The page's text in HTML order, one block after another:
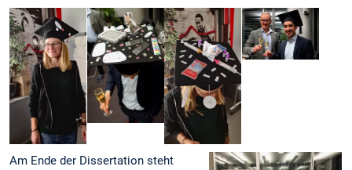
Am Ende der Dissertation steht